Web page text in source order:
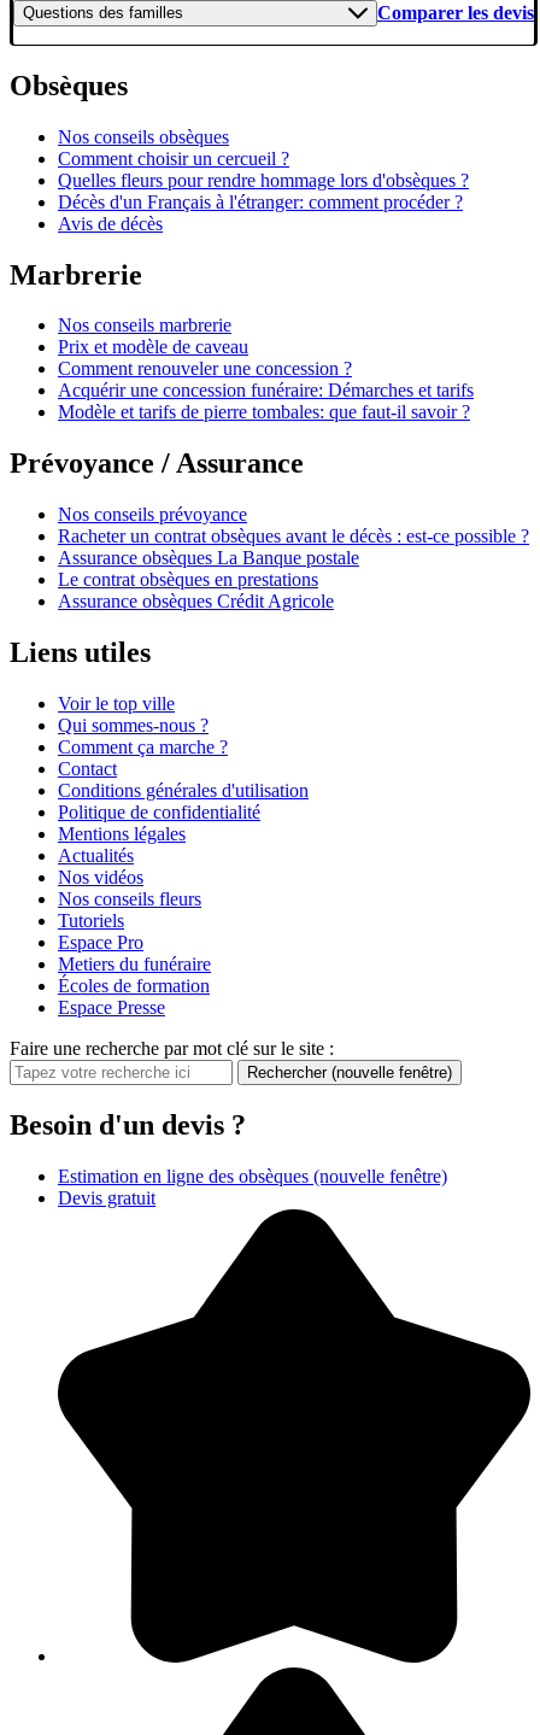
Questions des familles Comparer les devis
Obsèques
Nos conseils obsèques
Comment choisir un cercueil ?
Quelles fleurs pour rendre hommage lors d'obsèques ?
Décès d'un Français à l'étranger: comment procéder ?
Avis de décès
Marbrerie
Nos conseils marbrerie
Prix et modèle de caveau
Comment renouveler une concession ?
Acquérir une concession funéraire: Démarches et tarifs
Modèle et tarifs de pierre tombales: que faut-il savoir ?
Prévoyance / Assurance
Nos conseils prévoyance
Racheter un contrat obsèques avant le décès : est-ce possible ?
Assurance obsèques La Banque postale
Le contrat obsèques en prestations
Assurance obsèques Crédit Agricole
Liens utiles
Voir le top ville
Qui sommes-nous ?
Comment ça marche ?
Contact
Conditions générales d'utilisation
Politique de confidentialité
Mentions légales
Actualités
Nos vidéos
Nos conseils fleurs
Tutoriels
Espace Pro
Metiers du funéraire
Écoles de formation
Espace Presse
Faire une recherche par mot clé sur le site :
Rechercher (nouvelle fenêtre)
Besoin d'un devis ?
Estimation en ligne des obsèques (nouvelle fenêtre)
Devis gratuit